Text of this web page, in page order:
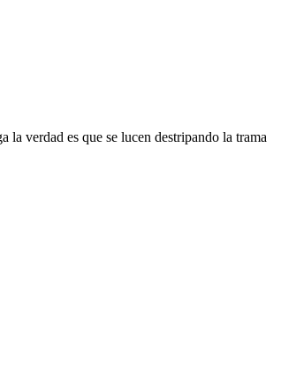
verdad es que se lucen destripando la trama